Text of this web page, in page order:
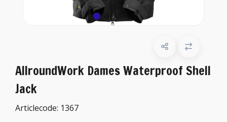
AllroundWork Dames Waterproof Shell
Jack
Articlecode: 1367